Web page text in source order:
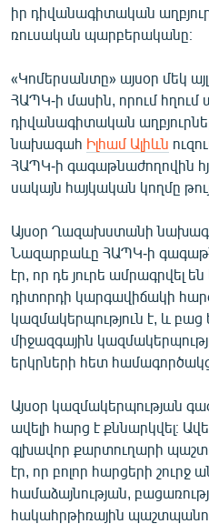
իր դիվանագիտական
ռուսական պարբերականը։
«Կոմերսանտը» այսօր մեկ
ՀԱՊԿ-ի մասին, որում հղում
դիվանագիտական
նախագահ Իլհամ Ալիևն
ՀԱՊԿ-ի գագաթնաժողովին
սակայն հայկական կողմը
Այսօր Ղազախստանի
Նազարբաևը ՀԱՊԿ-ի
էր, որ դե յուրե ամրագրվել
դիտորդի կարգավիճակի
կազմակերպություն է, և բաց
միջազգային
երկրների հետ
Այսօր կազմակերպության
ավելի հարց է քննարկվել։
գլխավոր քարտուղարի
էր, որ բոլոր հարցերի շուրջ
համաձայնության,
հակահրթիռային